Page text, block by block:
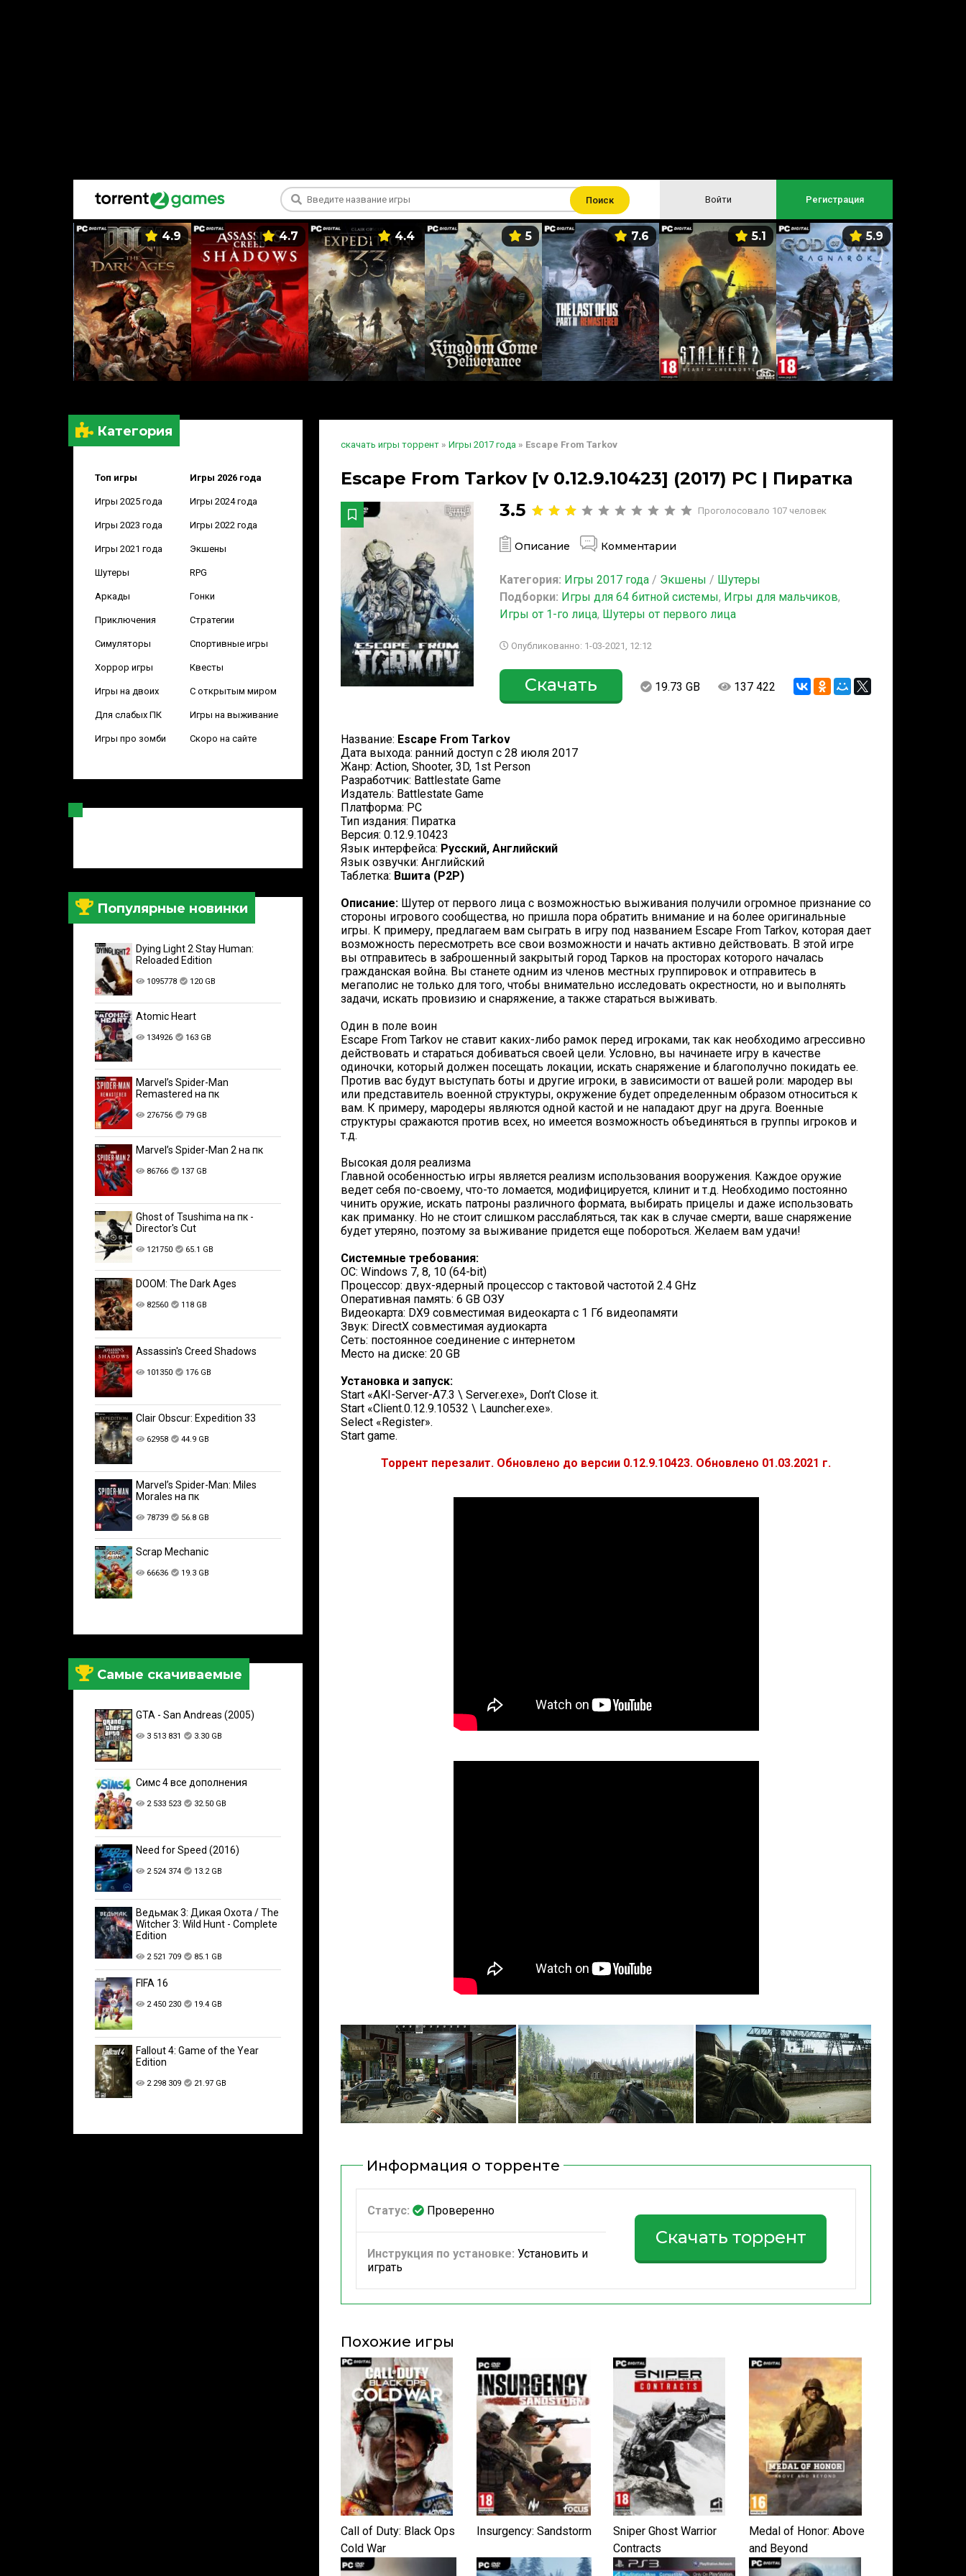
Поиск Войти Регистрация
4.9 4.7 4.4 5 7.6 5.1 5.9
Категория
Топ игры Игры 2026 года
Игры 2025 года Игры 2024 года
Игры 2023 года Игры 2022 года
Игры 2021 года Экшены
Шутеры RPG
Аркады Гонки
Приключения Стратегии
Симуляторы Спортивные игры
Хоррор игры Квесты
Игры на двоих С открытым миром
Для слабых ПК Игры на выживание
Игры про зомби Скоро на сайте
Популярные новинки
Dying Light 2 Stay Human:
Reloaded Edition
1095778 120 GB
Atomic Heart
134926 163 GB
Marvel’s Spider-Man
Remastered на пк
276756 79 GB
Marvel’s Spider-Man 2 на пк
86766 137 GB
Ghost of Tsushima на пк -
Director's Cut
121750 65.1 GB
DOOM: The Dark Ages
82560 118 GB
Assassin's Creed Shadows
101350 176 GB
Clair Obscur: Expedition 33
62958 44.9 GB
Marvel’s Spider-Man: Miles
Morales на пк
78739 56.8 GB
Scrap Mechanic
66636 19.3 GB
Самые скачиваемые
GTA - San Andreas (2005)
3 513 831 3.30 GB
Симс 4 все дополнения
2 533 523 32.50 GB
Need for Speed (2016)
2 524 374 13.2 GB
Ведьмак 3: Дикая Охота / The
Witcher 3: Wild Hunt - Complete
Edition
2 521 709 85.1 GB
FIFA 16
2 450 230 19.4 GB
Fallout 4: Game of the Year
Edition
2 298 309 21.97 GB
скачать игры торрент » Игры 2017 года » Escape From Tarkov
Escape From Tarkov [v 0.12.9.10423] (2017) PC | Пиратка
3.5
Проголосовало 107 человек
Описание Комментарии
Категория: Игры 2017 года / Экшены / Шутеры
Подборки: Игры для 64 битной системы, Игры для мальчиков,
Игры от 1-го лица, Шутеры от первого лица
Опубликованно: 1-03-2021, 12:12
Скачать 19.73 GB 137 422
Название: Escape From Tarkov
Дата выхода: ранний доступ с 28 июля 2017
Жанр: Action, Shooter, 3D, 1st Person
Разработчик: Battlestate Game
Издатель: Battlestate Game
Платформа: PC
Тип издания: Пиратка
Версия: 0.12.9.10423
Язык интерфейса: Русский, Английский
Язык озвучки: Английский
Таблетка: Вшита (P2P)
Описание: Шутер от первого лица с возможностью выживания получили огромное признание со
стороны игрового сообщества, но пришла пора обратить внимание и на более оригинальные
игры. К примеру, предлагаем вам сыграть в игру под названием Escape From Tarkov, которая дает
возможность пересмотреть все свои возможности и начать активно действовать. В этой игре
вы отправитесь в заброшенный закрытый город Тарков на просторах которого началась
гражданская война. Вы станете одним из членов местных группировок и отправитесь в
мегаполис не только для того, чтобы внимательно исследовать окрестности, но и выполнять
задачи, искать провизию и снаряжение, а также стараться выживать.
Один в поле воин
Escape From Tarkov не ставит каких-либо рамок перед игроками, так как необходимо агрессивно
действовать и стараться добиваться своей цели. Условно, вы начинаете игру в качестве
одиночки, который должен посещать локации, искать снаряжение и благополучно покидать ее.
Против вас будут выступать боты и другие игроки, в зависимости от вашей роли: мародер вы
или представитель военной структуры, окружение будет определенным образом относиться к
вам. К примеру, мародеры являются одной кастой и не нападают друг на друга. Военные
структуры сражаются против всех, но имеется возможность объединяться в группы игроков и
т.д.
Высокая доля реализма
Главной особенностью игры является реализм использования вооружения. Каждое оружие
ведет себя по-своему, что-то ломается, модифицируется, клинит и т.д. Необходимо постоянно
чинить оружие, искать патроны различного формата, выбирать прицелы и даже использовать
как приманку. Но не стоит слишком расслабляться, так как в случае смерти, ваше снаряжение
будет утеряно, поэтому за выживание придется еще побороться. Желаем вам удачи!
Системные требования:
ОС: Windows 7, 8, 10 (64-bit)
Процессор: двух-ядерный процессор с тактовой частотой 2.4 GHz
Оперативная память: 6 GB ОЗУ
Видеокарта: DX9 совместимая видеокарта с 1 Гб видеопамяти
Звук: DirectX совместимая аудиокарта
Сеть: постоянное соединение с интернетом
Место на диске: 20 GB
Установка и запуск:
Start «AKI-Server-A7.3 \ Server.exe», Don’t Close it.
Start «Client.0.12.9.10532 \ Launcher.exe».
Select «Register».
Start game.
Торрент перезалит. Обновлено до версии 0.12.9.10423. Обновлено 01.03.2021 г.
Информация о торренте
Статус: Проверенно
Инструкция по установке: Установить и
играть
Скачать торрент
Похожие игры
Call of Duty: Black Ops
Cold War
Insurgency: Sandstorm
Sniper Ghost Warrior
Contracts
Medal of Honor: Above
and Beyond